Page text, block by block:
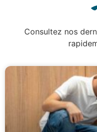
Consultez nos